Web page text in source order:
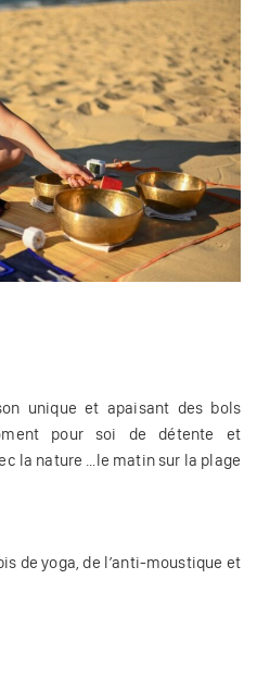
unique et apaisant des bols
pour soi de détente et
la nature …le matin sur la plage
de yoga, de l’anti-moustique et